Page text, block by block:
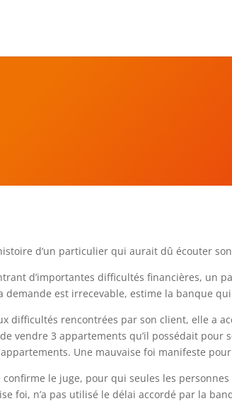
d’un particulier qui aurait dû écouter
d’importantes difficultés financières, un
demande est irrecevable, estime la banque
difficultés rencontrées par son client, elle a
vendre 3 appartements qu’il possédait pour
Une mauvaise foi manifeste
confirme le juge, pour qui seules les
foi, n’a pas utilisé le délai accordé par la